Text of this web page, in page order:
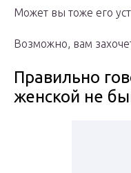
Может вы тоже его
Возможно, вам
Правильно
женской не